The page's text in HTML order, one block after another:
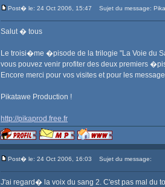
Post� le: 24 Oct 2006, 15:47 Sujet du message:
Salut � tous
Le troisi�me �pisode de la trilogie "La Voie du
vous pouvez venir profiter des deux premiers
Encore merci pour vos visites et pour les
Pikatawe Production !
http://pikaprod.free.fr
Post� le: 24 Oct 2006, 16:03 Sujet du message:
J'ai regard� la voix du sang 2. C'est pas mal du